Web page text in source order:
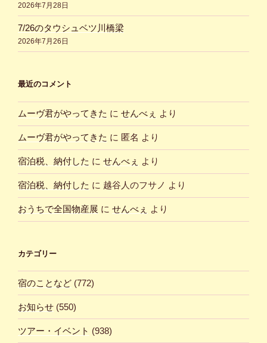
2026年7月28日
7/26のタウシュベツ川橋梁
2026年7月26日
最近のコメント
ムーヴ君がやってきた に せんべぇ より
ムーヴ君がやってきた に 匿名 より
宿泊税、納付した に せんべぇ より
宿泊税、納付した に 越谷人のフサノ より
おうちで全国物産展 に せんべぇ より
カテゴリー
宿のことなど (772)
お知らせ (550)
ツアー・イベント (938)